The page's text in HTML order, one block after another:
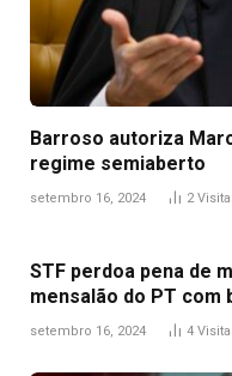
Barroso autoriza
regime semiaberto
setembro 16, 2024 2
STF perdoa pena de
mensalão do PT com
setembro 16, 2024 4